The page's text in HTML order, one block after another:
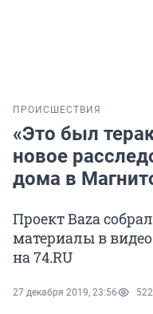
ПРОИСШЕСТВИЯ
«Это был
новое
дома в
Проект Baza
материалы в
на 74.RU
27 декабря 2019, 23:56 522